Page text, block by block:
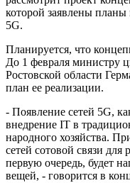
которой заявлены планы
5G.
Планируется, что
До 1 февраля министру
Ростовской области
план ее реализации.
- Появление сетей 5G,
внедрение IT в
народного хозяйства.
сетей сотовой связи
первую очередь, будет
вещей, - говорится в